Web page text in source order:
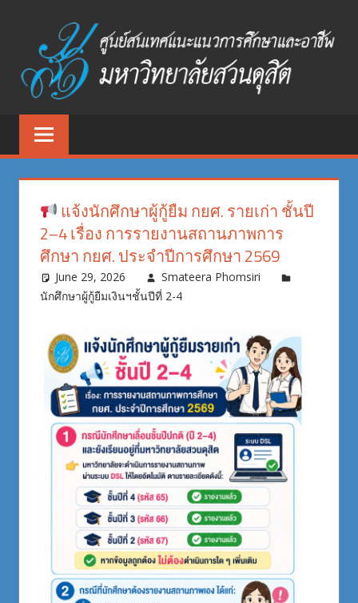
content
สนเทศ
แนะแนว
การ
ศึกษา
และ
อาชีพ
ศูนย์
สนเทศ
อาชีพ
มหาวิทยาลัย
สวนดุสิต
แจ้งนักศึกษาผู้กู้ยืม กยศ. รายเก่า ชั้นปี
2–4 เรื่อง การรายงานสถานภาพการ
ศึกษา กยศ. ประจำปีการศึกษา 2569
June 29, 2026
Smateera Phomsiri
นักศึกษาผู้กู้ยืมเงินฯชั้นปีที่ 2-4